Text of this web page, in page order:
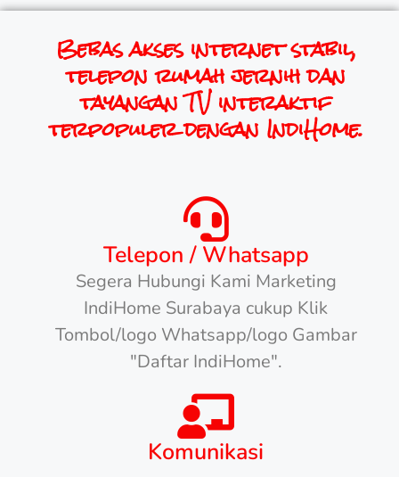
Bebas akses internet stabil,
telepon rumah jernih dan
tayangan TV interaktif
terpopuler dengan IndiHome.
Telepon / Whatsapp
Segera Hubungi Kami Marketing
IndiHome Surabaya cukup Klik
Tombol/logo Whatsapp/logo Gambar
"Daftar IndiHome".
Komunikasi